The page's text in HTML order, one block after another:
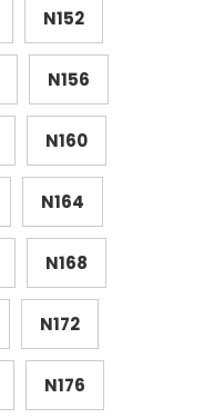
N152
N156
N160
N164
N168
N172
N176